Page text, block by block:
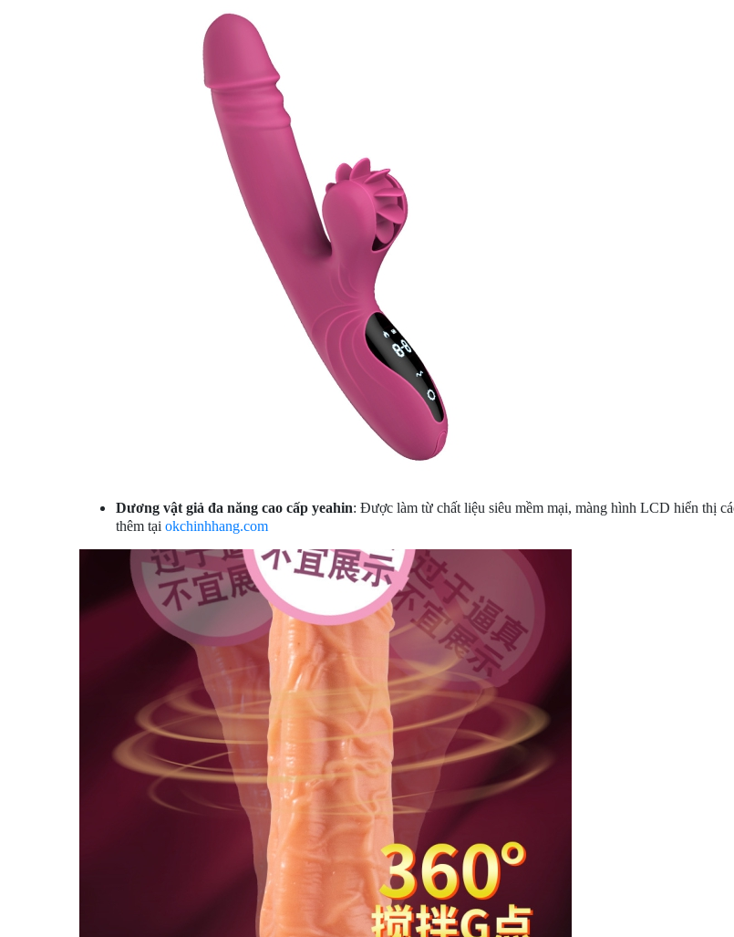
Dương vật giả đa năng cao cấp yeahin: Được làm từ chất liệu siêu mềm mại, màng hình LCD hiển thị
thêm tại okchinhhang.com